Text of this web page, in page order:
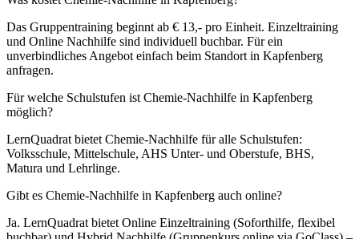
Das Gruppentraining beginnt ab € 13,- pro Einheit. Einzeltraining
und Online Nachhilfe sind individuell buchbar. Für ein
unverbindliches Angebot einfach beim Standort in Kapfenberg
anfragen.
Für welche Schulstufen ist Chemie-Nachhilfe in Kapfenberg
möglich?
LernQuadrat bietet Chemie-Nachhilfe für alle Schulstufen:
Volksschule, Mittelschule, AHS Unter- und Oberstufe, BHS,
Matura und Lehrlinge.
Gibt es Chemie-Nachhilfe in Kapfenberg auch online?
Ja. LernQuadrat bietet Online Einzeltraining (Soforthilfe, flexibel